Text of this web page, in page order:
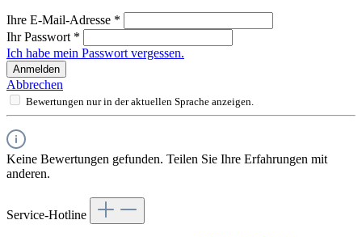
Ihre E-Mail-Adresse *
Ihr Passwort *
Ich habe mein Passwort vergessen.
Anmelden
Abbrechen
Bewertungen nur in der aktuellen Sprache anzeigen.
Keine Bewertungen gefunden. Teilen Sie Ihre Erfahrungen mit
anderen.
Service-Hotline